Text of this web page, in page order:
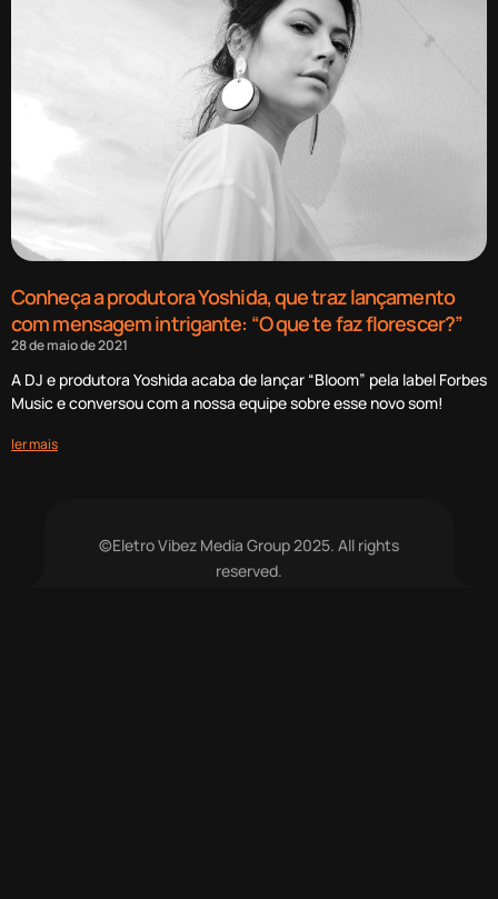
Conheça a produtora Yoshida, que traz lançamento
com mensagem intrigante: “O que te faz florescer?”
28 de maio de 2021
A DJ e produtora Yoshida acaba de lançar “Bloom” pela label Forbes
Music e conversou com a nossa equipe sobre esse novo som!
ler mais
©Eletro Vibez Media Group 2025. All rights
reserved.